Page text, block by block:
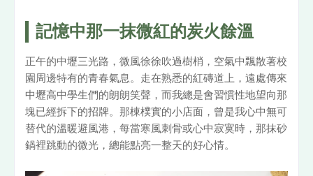
記憶中那一抹微紅的炭火餘溫
正午的中壢三光路，微風徐徐吹過樹梢，空氣中飄散著校
園周邊特有的青春氣息。走在熟悉的紅磚道上，遠處傳來
中壢高中學生們的朗朗笑聲，而我總是會習慣性地望向那
塊已經拆下的招牌。那棟樸實的小店面，曾是我心中無可
替代的溫暖避風港，每當寒風刺骨或心中寂寞時，那抹砂
鍋裡跳動的微光，總能點亮一整天的好心情。